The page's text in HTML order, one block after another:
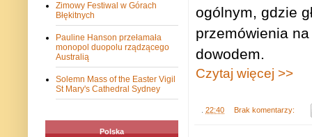
ogólnym, gdzie
przemówienia
dowodem.
Czytaj więcej >>
22:40 Brak komentarzy:
Zimowy Festiwal w Górach
Błękitnych
Pauline Hanson przełamała
monopol duopolu rządzącego
Australią
Solemn Mass of the Easter Vigil
St Mary's Cathedral Sydney
Polska